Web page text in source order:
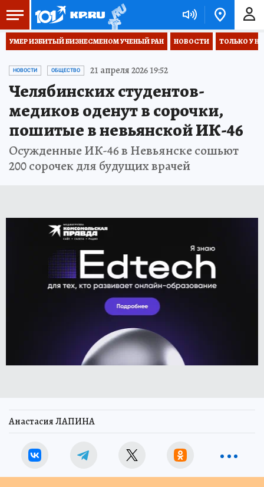
УМЕР ИЗБИТЫЙ БИЗНЕСМЕНОМ УЧЕНЫЙ РАН НОВОСТИ ТОЛЬКО У
НОВОСТИ ОБЩЕСТВО 21 апреля 2026 19:52
Челябинских студентов-
медиков оденут в сорочки,
пошитые в невьянской ИК-46
Осужденные ИК-46 в Невьянске сошьют
200 сорочек для будущих врачей
Анастасия ЛАПИНА